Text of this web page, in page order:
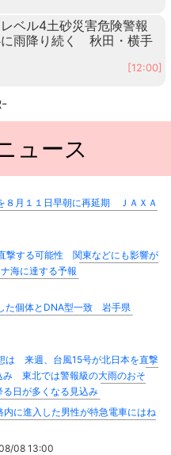
ベル4土砂災害危険警報
雨降り続く 秋田・横手
[12:00]
ュース
８月１１日早朝に再延期 ＪＡＸＡ
撃する可能性 関東などにも影響が
海に達する予報
た個体とDNA型一致 岩手県
は 来週、台風15号が北日本を直撃
東北では警報級の大雨のおそ
日が多くなる見込み
に進入した男性が特急電車にはね
08 13:00